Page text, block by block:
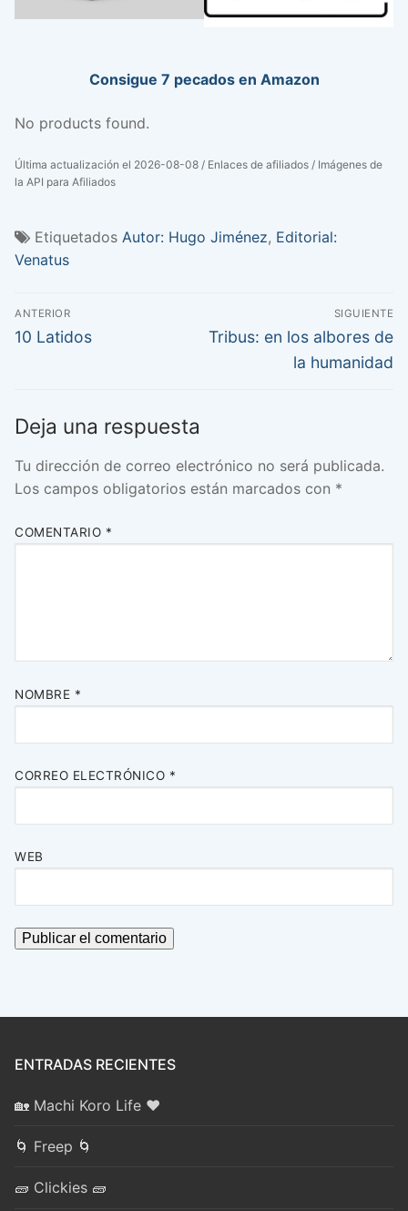
Consigue 7 pecados en Amazon
No products found.
Última actualización el 2026-08-08 / Enlaces de afiliados / Imágenes de
la API para Afiliados
Etiquetados Autor: Hugo Jiménez, Editorial:
Venatus
Navegación
de
ANTERIOR
Entrada
10 Latidos
SIGUIENTE
Entrada
Tribus: en los albores de
la humanidad
Deja una respuesta
Tu dirección de correo electrónico no será publicada.
Los campos obligatorios están marcados con *
COMENTARIO *
NOMBRE *
CORREO ELECTRÓNICO *
WEB
ENTRADAS RECIENTES
🏡 Machi Koro Life ❤️
🌀 Freep 🌀
🧱 Clickies 🧱